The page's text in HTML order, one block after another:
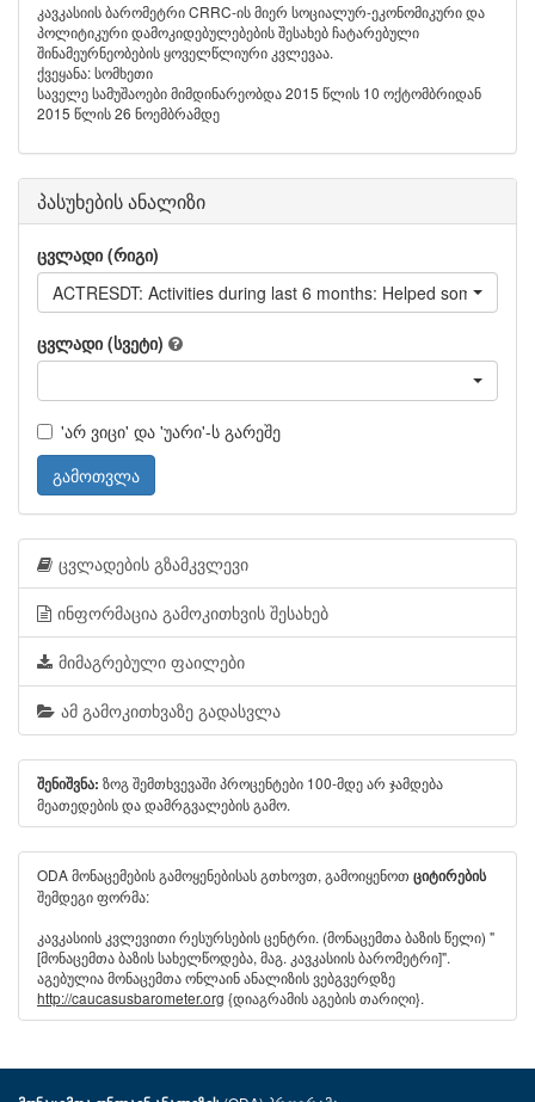
კავკასიის ბარომეტრი CRRC-ის მიერ სოციალურ-ეკონომიკური და
პოლიტიკური დამოკიდებულებების შესახებ ჩატარებული
შინამეურნეობების ყოველწლიური კვლევაა.
ქვეყანა: სომხეთი
საველე სამუშაოები მიმდინარეობდა 2015 წლის 10 ოქტომბრიდან
2015 წლის 26 ნოემბრამდე
პასუხების ანალიზი
ცვლადი (რიგი)
ACTRESDT: Activities during last 6
ცვლადი (სვეტი)
'არ ვიცი' და 'უარი'-ს გარეშე
გამოთვლა
ცვლადების გზამკვლევი
ინფორმაცია გამოკითხვის შესახებ
მიმაგრებული ფაილები
ამ გამოკითხვაზე გადასვლა
შენიშვნა: ზოგ შემთხვევაში პროცენტები 100-მდე არ ჯამდება
მეათედების და დამრგვალების გამო.
ODA მონაცემების გამოყენებისას გთხოვთ, გამოიყენოთ ციტირების
შემდეგი ფორმა:
კავკასიის კვლევითი რესურსების ცენტრი. (მონაცემთა ბაზის წელი) "
[მონაცემთა ბაზის სახელწოდება, მაგ. კავკასიის ბარომეტრი]".
აგებულია მონაცემთა ონლაინ ანალიზის ვებგვერდზე
http://caucasusbarometer.org {დიაგრამის აგების თარიღი}.